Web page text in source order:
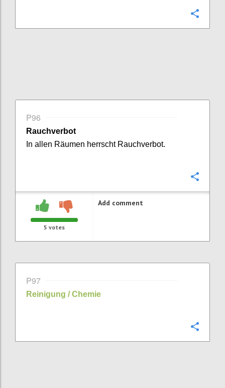
P96
Rauchverbot
In allen Räumen herrscht Rauchverbot.
5 votes
Add comment
P97
Reinigung / Chemie